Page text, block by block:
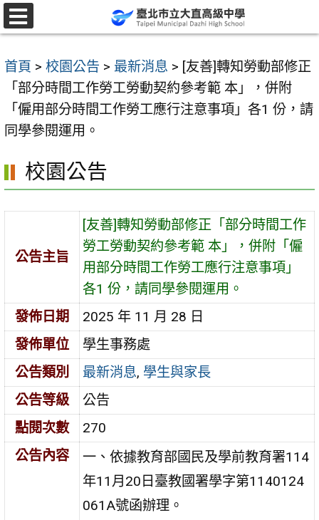
跳
至
要
區
首頁 > 校園公告 > 最新消息 > [友善]轉知勞動部修正
「部分時間工作勞工勞動契約參考範 本」，併附
「僱用部分時間工作勞工應行注意事項」各1 份，請
同學參閱運用。
校園公告
公告主旨
[友善]轉知勞動部修正「部分時間工作
勞工勞動契約參考範 本」，併附「僱
用部分時間工作勞工應行注意事項」
各1 份，請同學參閱運用。
發佈日期
2025 年 11 月 28 日
發佈單位
學生事務處
公告類別
最新消息, 學生與家長
公告等級
公告
點閱次數
270
公告內容
一、依據教育部國民及學前教育署114
年11月20日臺教國署學字第1140124
061A號函辦理。
選
單